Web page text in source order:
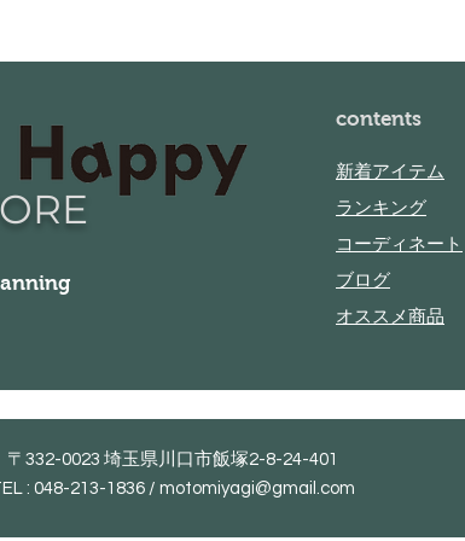
​contents
新着アイテム
ランキング
コーディネート
ブログ
オススメ商品
〒332-0023 埼玉県川口市飯塚2-8-24-401
: 048-213-1836 / motomiyagi@gmail.com